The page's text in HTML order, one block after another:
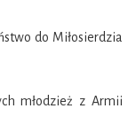
do Miłosierdzia
młodzież z Armii